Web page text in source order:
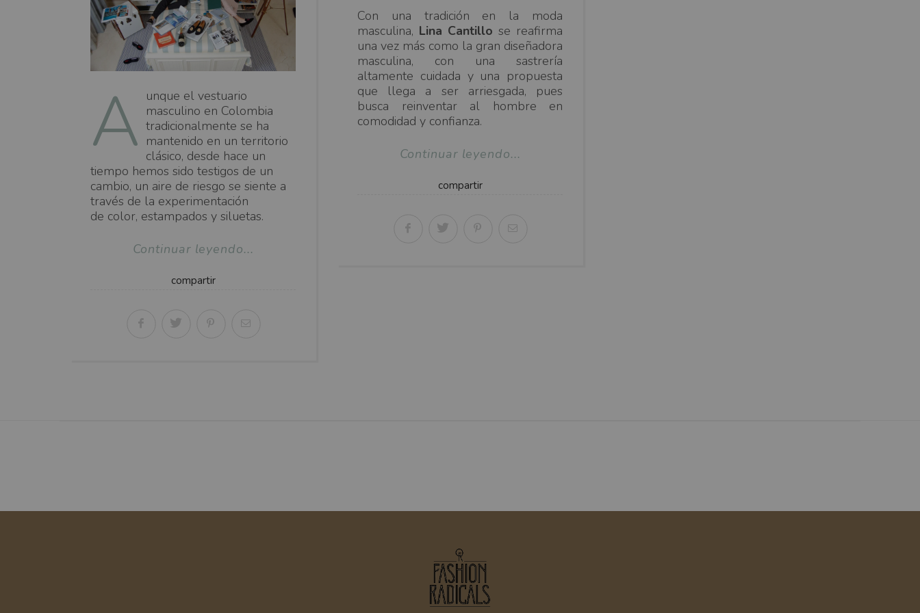
A unque el vestuario
masculino en Colombia
tradicionalmente se ha
mantenido en un territorio
clásico, desde hace un
tiempo hemos sido testigos de un
cambio, un aire de riesgo se siente a
través de la experimentación
de color, estampados y siluetas.
Continuar leyendo...
compartir
Con una tradición en la moda
masculina, Lina Cantillo se reafirma
una vez más como la gran diseñadora
masculina, con una sastrería
altamente cuidada y una propuesta
que llega a ser arriesgada, pues
busca reinventar al hombre en
comodidad y confianza.
Continuar leyendo...
compartir